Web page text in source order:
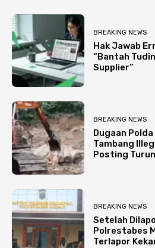
BREAKING NEWS
Hak Jawab
“Bantah
Supplier”
BREAKING NEWS
Dugaan
Tambang
Posting
BREAKING NEWS
Setelah
Polrestabes
Terlapor